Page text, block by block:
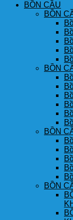
BỒN CẦU
BỒN
BỒN
BỒN
BỒN